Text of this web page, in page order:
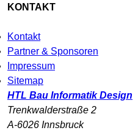
KONTAKT
Kontakt
Partner & Sponsoren
Impressum
Sitemap
HTL Bau Informatik Design
Trenkwalderstraße 2
A-6026 Innsbruck